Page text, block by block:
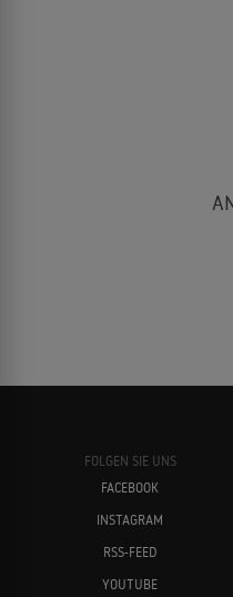
FOLGEN SIE UNS
FACEBOOK
INSTAGRAM
RSS-FEED
YOUTUBE